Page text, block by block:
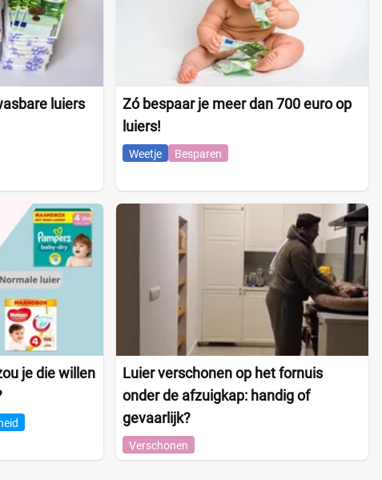
luiers
Zó bespaar je meer dan 700 euro op
luiers!
Weetje Besparen
je die willen
Luier verschonen op het fornuis
onder de afzuigkap: handig of
gevaarlijk?
Verschonen